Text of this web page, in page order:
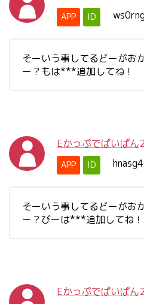
APP ID
そーいう事してるどーがお
ー？もは***追加してね！
Eかっぷでぱいぱん
APP ID
そーいう事してるどーがお
ー？びーは***追加してね！
Eかっぷでぱいぱん